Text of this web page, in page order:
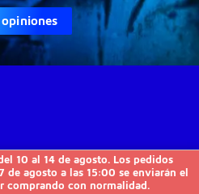
10 al 14 de agosto. Los pedidos
de agosto a las 15:00 se enviarán el
comprando con normalidad.
opiniones
